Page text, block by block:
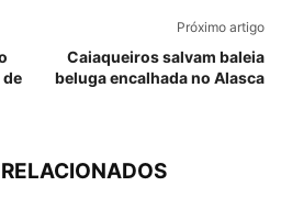
Próximo artigo
Caiaqueiros salvam baleia
beluga encalhada no Alasca